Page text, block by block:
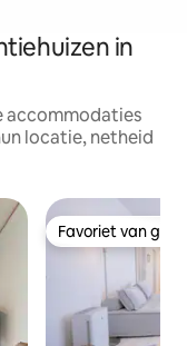
in
accommodaties
locatie, netheid
Favoriet van
Favoriet van